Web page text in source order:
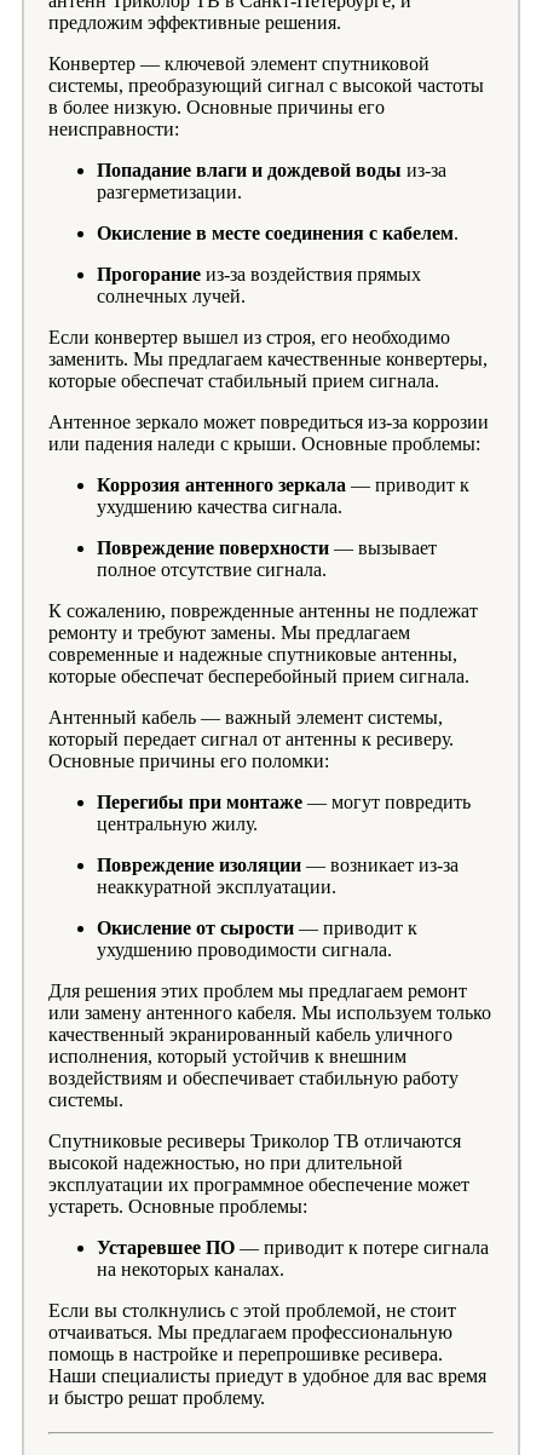
предложим эффективные решения.
Конвертер — ключевой элемент спутниковой
системы, преобразующий сигнал с высокой частоты
в более низкую. Основные причины его
неисправности:
Попадание влаги и дождевой воды из-за
разгерметизации.
Окисление в месте соединения с кабелем.
Прогорание из-за воздействия прямых
солнечных лучей.
Если конвертер вышел из строя, его необходимо
заменить. Мы предлагаем качественные конвертеры,
которые обеспечат стабильный прием сигнала.
Антенное зеркало может повредиться из-за коррозии
или падения наледи с крыши. Основные проблемы:
Коррозия антенного зеркала — приводит к
ухудшению качества сигнала.
Повреждение поверхности — вызывает
полное отсутствие сигнала.
К сожалению, поврежденные антенны не подлежат
ремонту и требуют замены. Мы предлагаем
современные и надежные спутниковые антенны,
которые обеспечат бесперебойный прием сигнала.
Антенный кабель — важный элемент системы,
который передает сигнал от антенны к ресиверу.
Основные причины его поломки:
Перегибы при монтаже — могут повредить
центральную жилу.
Повреждение изоляции — возникает из-за
неаккуратной эксплуатации.
Окисление от сырости — приводит к
ухудшению проводимости сигнала.
Для решения этих проблем мы предлагаем ремонт
или замену антенного кабеля. Мы используем только
качественный экранированный кабель уличного
исполнения, который устойчив к внешним
воздействиям и обеспечивает стабильную работу
системы.
Спутниковые ресиверы Триколор ТВ отличаются
высокой надежностью, но при длительной
эксплуатации их программное обеспечение может
устареть. Основные проблемы:
Устаревшее ПО — приводит к потере сигнала
на некоторых каналах.
Если вы столкнулись с этой проблемой, не стоит
отчаиваться. Мы предлагаем профессиональную
помощь в настройке и перепрошивке ресивера.
Наши специалисты приедут в удобное для вас время
и быстро решат проблему.